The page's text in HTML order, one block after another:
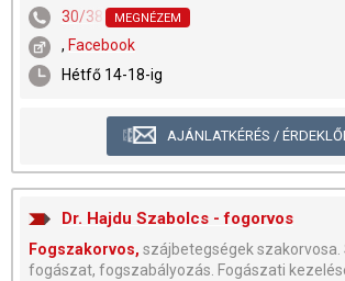
30/382-0440
MEGNÉZEM
, Facebook
Hétfő 14-18-ig
AJÁNLATKÉRÉS /
Dr. Hajdu Szabolcs - fogorvos
Fogszakorvos, szájbetegségek szakorvosa.
fogászat, fogszabályozás. Fogászati